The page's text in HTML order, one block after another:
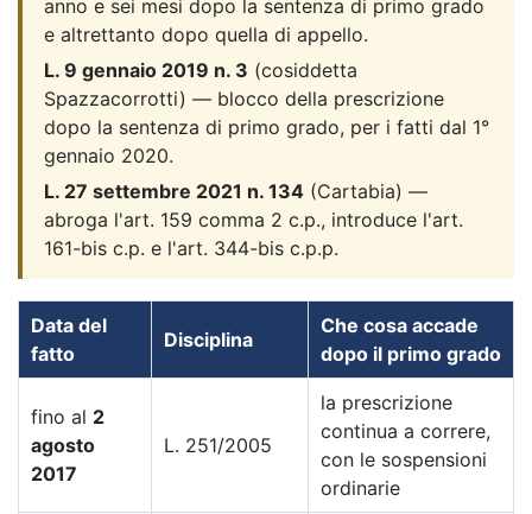
anno e sei mesi dopo la sentenza di primo grado
e altrettanto dopo quella di appello.
L. 9 gennaio 2019 n. 3 (cosiddetta
Spazzacorrotti) — blocco della prescrizione
dopo la sentenza di primo grado, per i fatti dal 1°
gennaio 2020.
L. 27 settembre 2021 n. 134 (Cartabia) —
abroga l'art. 159 comma 2 c.p., introduce l'art.
161-bis c.p. e l'art. 344-bis c.p.p.
Data del
fatto
Disciplina
Che cosa accade
dopo il primo grado
fino al 2
agosto
2017
L. 251/2005
la prescrizione
continua a correre,
con le sospensioni
ordinarie